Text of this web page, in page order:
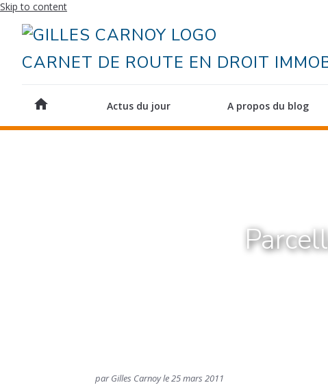
Skip to content
CARNET DE ROUTE EN DROIT
home Actus du jour A propos du blog
par Gilles Carnoy le 25 mars 2011